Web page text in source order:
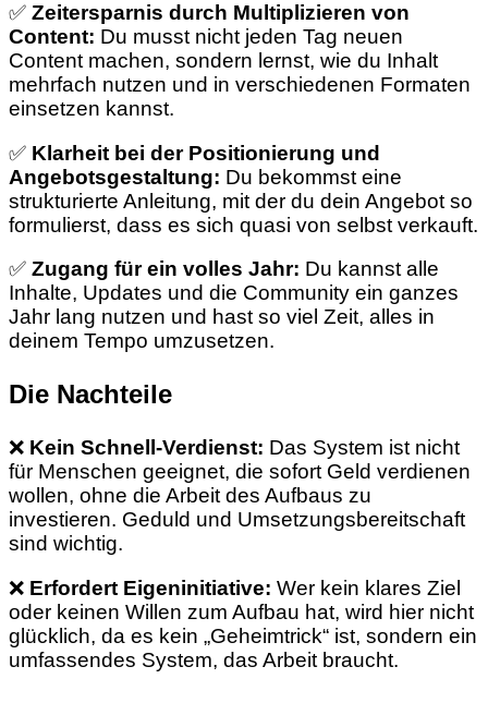
✅ Zeitersparnis durch Multiplizieren von
Content: Du musst nicht jeden Tag neuen
Content machen, sondern lernst, wie du Inhalt
mehrfach nutzen und in verschiedenen Formaten
einsetzen kannst.
✅ Klarheit bei der Positionierung und
Angebotsgestaltung: Du bekommst eine
strukturierte Anleitung, mit der du dein Angebot so
formulierst, dass es sich quasi von selbst verkauft.
✅ Zugang für ein volles Jahr: Du kannst alle
Inhalte, Updates und die Community ein ganzes
Jahr lang nutzen und hast so viel Zeit, alles in
deinem Tempo umzusetzen.
Die Nachteile
❌ Kein Schnell-Verdienst: Das System ist nicht
für Menschen geeignet, die sofort Geld verdienen
wollen, ohne die Arbeit des Aufbaus zu
investieren. Geduld und Umsetzungsbereitschaft
sind wichtig.
❌ Erfordert Eigeninitiative: Wer kein klares Ziel
oder keinen Willen zum Aufbau hat, wird hier nicht
glücklich, da es kein „Geheimtrick“ ist, sondern ein
umfassendes System, das Arbeit braucht.